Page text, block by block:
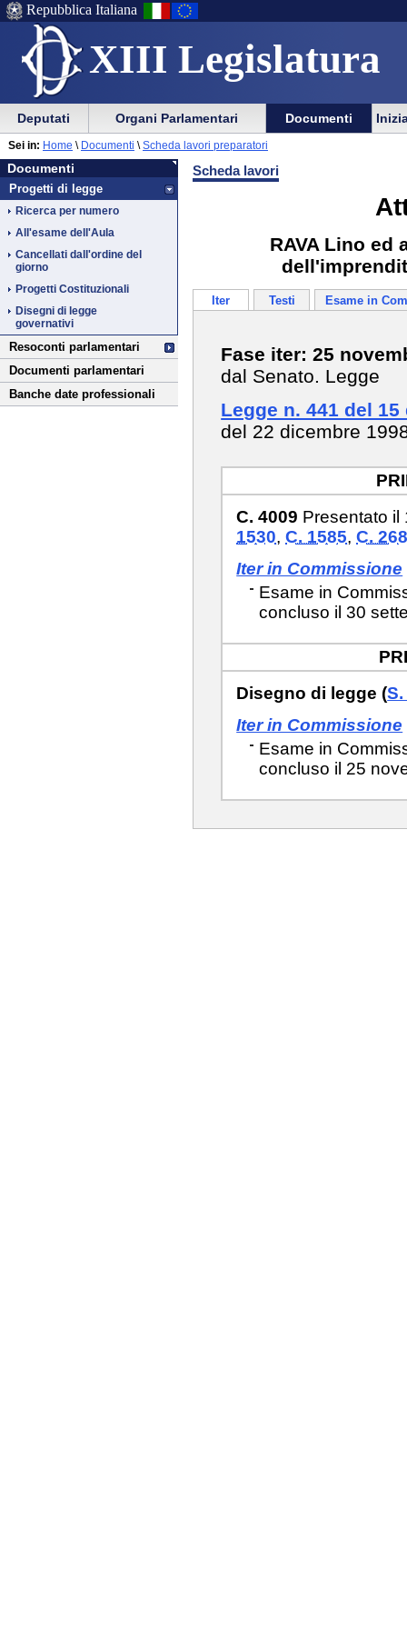
XIII Legislatura
Menu
di
ausilio
alla
navigazione
Vai
Menu
di
navigazione
principale
Repubblica Italiana
Menu
di
navigazione
principale
Vai
menu
di
sezione
Deputati Organi Parlamentari Documenti
Documenti
Vai
al
contenuto
Documenti
Progetti di legge
Ricerca per numero
All'esame dell'Aula
Cancellati dall'ordine del
giorno
Progetti Costituzionali
Disegni di legge
governativi
Resoconti parlamentari
Documenti parlamentari
Banche date professionali
Sei in: Home \ Documenti \ Scheda lavori preparatori
Scheda lavori
RAVA Lino ed
Iter Testi Esame in
Fase iter: 25
dal Senato. Legge
Legge n. 441 del
del 22 dicembre
C. 4009 Presentato il
1530,C. 1585,C.
Iter in Commissione
Esame in
concluso il 30
Disegno di legge (
Iter in Commissione
Esame in
concluso il 25